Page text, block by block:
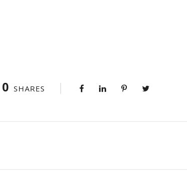
0 SHARES